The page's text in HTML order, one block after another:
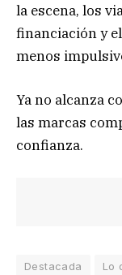
la escena, los
financiación y
menos
Ya no alcanza
las marcas
confianza.
Destacada Lo